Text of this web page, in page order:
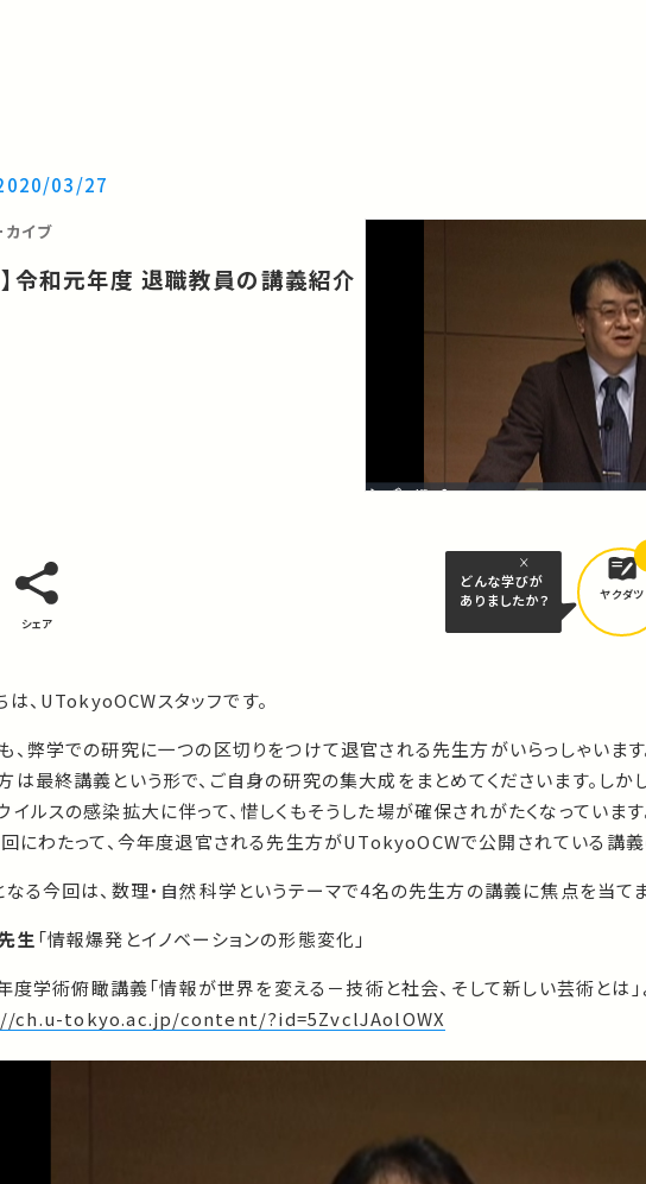
03/27
イブ
】令和元年度 退職教員の講義紹介
シェア
どんな学びが
ありましたか？
ヤクダツ
は、UTokyoOCWスタッフです。
、弊学での研究に一つの区切りをつけて退官される先生方がいらっしゃいます
は最終講義という形で、ご自身の研究の集大成をまとめてくださいます。しか
イルスの感染拡大に伴って、惜しくもそうした場が確保されがたくなっています
回にわたって、今年度退官される先生方がUTokyoOCWで公開されている講義
る今回は、数理・自然科学というテーマで4名の先生方の講義に焦点を当てま
生 「情報爆発とイノベーションの形態変化」
度学術俯瞰講義「情報が世界を変える－技術と社会、そして新しい芸術とは」
ch.u-tokyo.ac.jp/content/?id=5ZvclJAolOWX